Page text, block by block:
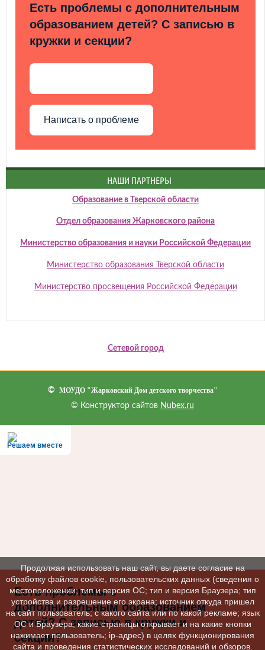
Есть проблемы с дополнительным
образованием детей? С записью в
кружки и секции?
Написать о проблеме
НАШИ ПАРТНЕРЫ
Образование в Тверской области
Отдел образования Жарковского района
Министерство образования и науки Российской Федерации
Министерство образования Тверской области
Министерство просвещения Российской Федерации
Сетевой город
© МОУДО "Жарковский Дом детского творчества"
© Конструктор сайтов Nubex.ru
Решаем вместе
Есть проблемы с
дополнительным образованием
детей? С записью в кружки и
секции?
Продолжая использовать наш сайт, вы даете согласие на
обработку файлов cookie, пользовательских данных (сведения о
местоположении; тип и версия ОС; тип и версия Браузера; тип
устройства и разрешение его экрана; источник откуда пришел
на сайт пользователь; с какого сайта или по какой рекламе; язык
ОС и Браузера; какие страницы открывает и на какие кнопки
нажимает пользователь; ip-адрес) в целях функционирования
сайта и проведения статистических исследований и обзоров.